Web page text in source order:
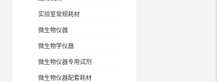
实验室常规耗材
微生物仪器
微生物学仪器
微生物仪器专用试剂
微生物仪器配套耗材